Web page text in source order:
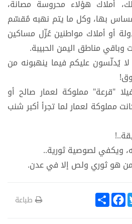
أملاك هؤلاء محروسة مصانة،
بها، وكل ما يتم نهبه مُقسّم
أو أملاك مواطنين عُزّل مساكين
مناطق اليمن الحبيبة.
يُدلّسون عليكم فيما ينهبونه من
"قرعة" مملوكة لعمار صالح أو
مملوكة لعمار لما تجرأ أكبر شنب
ويكفي لصوصية ثورية..
من هو ثوري ولص إلا في عدن.
S
h
F
a طباعة